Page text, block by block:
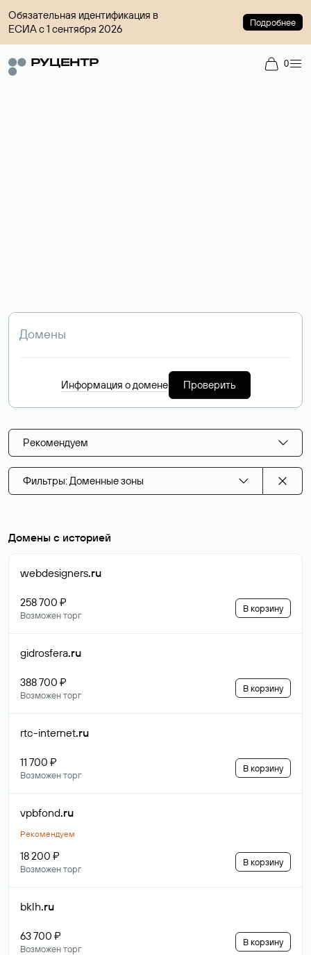
Обязательная идентификация в
ЕСИА с 1 сентября 2026
Подробнее
0
Информация о домене Проверить
Рекомендуем
Фильтры: Доменные зоны
Домены с историей
webdesigners.ru
258 700 ₽
Возможен торг
В корзину
gidrosfera.ru
388 700 ₽
Возможен торг
В корзину
rtc-internet.ru
11 700 ₽
Возможен торг
В корзину
vpbfond.ru
Рекомендуем
18 200 ₽
Возможен торг
В корзину
bklh.ru
63 700 ₽
Возможен торг
В корзину